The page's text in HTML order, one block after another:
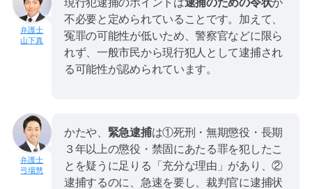
山下真
現行犯逮捕のポイントは逮捕のための令状が
不必要と定められていることです。加えて、
冤罪の可能性が低いため、警察官などに限ら
れず、一般市民から現行犯人として逮捕され
る可能性が認められています。
弓場慧
かたや、 緊急逮捕は①死刑・無期懲役・長期
３年以上の懲役・禁固にあたる罪を犯したこ
とを疑うに足りる「充分な理由」があり、②
逮捕するのに、急速を要し、裁判官に逮捕状